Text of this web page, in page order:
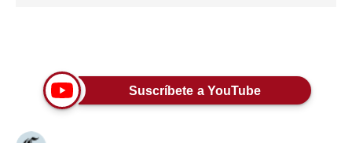
Tendencias
Lujo
Viajes
Suscríbete a YouTube